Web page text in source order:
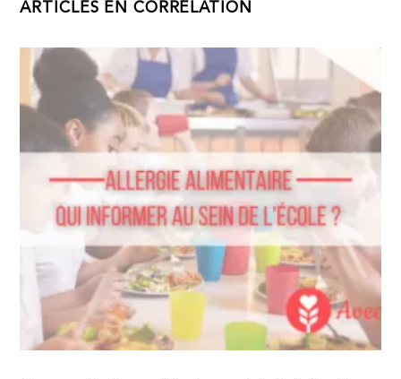
ARTICLES EN CORRÉLATION